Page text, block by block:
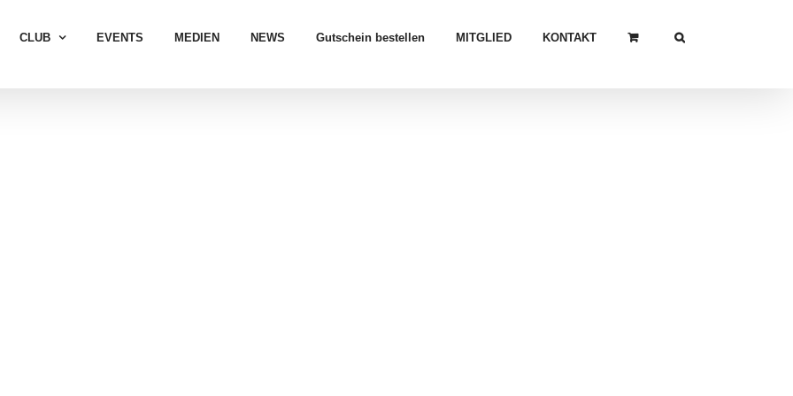
CLUB EVENTS MEDIEN NEWS Gutschein bestellen MITGLIED KONTAKT